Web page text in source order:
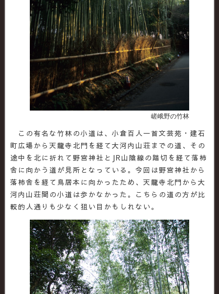
嵯峨野の竹林
この有名な竹林の小道は、小倉百人一首文芸苑・建石
町広場から天龍寺北門を経て大河内山荘までの道、その
途中を北に折れて野宮神社とJR山陰線の踏切を経て落柿
舎に向かう道が見所となっている。今回は野宮神社から
落柿舎を経て鳥居本に向かったため、天龍寺北門から大
河内山荘間の小道は歩かなかった。こちらの道の方が比
較的人通りも少なく狙い目かもしれない。